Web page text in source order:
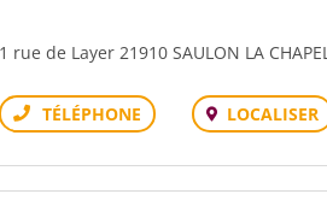
1 rue de Layer 21910 SAULON LA
Téléphone LOCALISER